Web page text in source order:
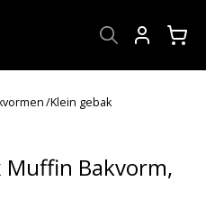
/Klein gebak
Bakvorm,